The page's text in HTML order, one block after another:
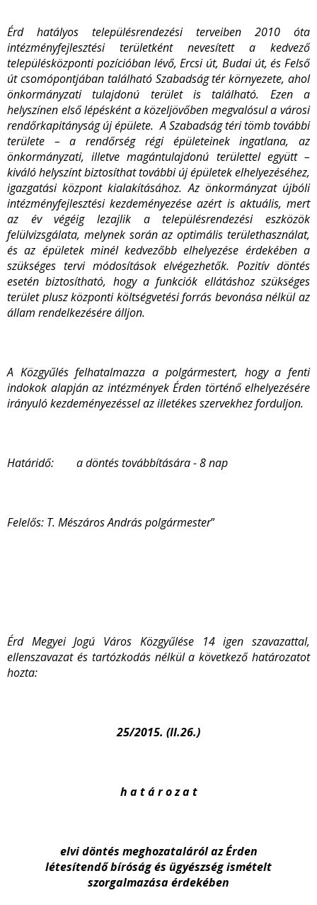
Érd hatályos településrendezési terveiben 2010 óta
intézményfejlesztési területként nevesített a kedvező
településközponti pozícióban lévő, Ercsi út, Budai út, és Felső
út csomópontjában található Szabadság tér környezete, ahol
önkormányzati tulajdonú terület is található. Ezen a
helyszínen első lépésként a közeljövőben megvalósul a városi
rendőrkapitányság új épülete. A Szabadság téri tömb további
területe – a rendőrség régi épületeinek ingatlana, az
önkormányzati, illetve magántulajdonú területtel együtt –
kiváló helyszínt biztosíthat további új épületek elhelyezéséhez,
igazgatási központ kialakításához. Az önkormányzat újbóli
intézményfejlesztési kezdeményezése azért is aktuális, mert
az év végéig lezajlik a településrendezési eszközök
felülvizsgálata, melynek során az optimális területhasználat,
és az épületek minél kedvezőbb elhelyezése érdekében a
szükséges tervi módosítások elvégezhetők. Pozitív döntés
esetén biztosítható, hogy a funkciók ellátáshoz szükséges
terület plusz központi költségvetési forrás bevonása nélkül az
állam rendelkezésére álljon.
A Közgyűlés felhatalmazza a polgármestert, hogy a fenti
indokok alapján az intézmények Érden történő elhelyezésére
irányuló kezdeményezéssel az illetékes szervekhez forduljon.
Határidő: a döntés továbbítására - 8 nap
Felelős: T. Mészáros András polgármester”
Érd Megyei Jogú Város Közgyűlése
14 igen szavazattal,
ellenszavazat és tartózkodás nélkül akövetkező határozatot
hozta:
25/2015. (II.26.)
h a t á r o z a t
elvi döntés meghozataláról az Érden
létesítendő bíróság és ügyészség ismételt
szorgalmazása érdekében